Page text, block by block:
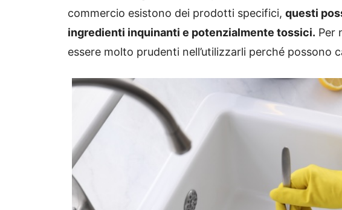
commercio esistono dei prodotti specifici, questi
ingredienti inquinanti e potenzialmente tossici. Per
essere molto prudenti nell’utilizzarli perché possono